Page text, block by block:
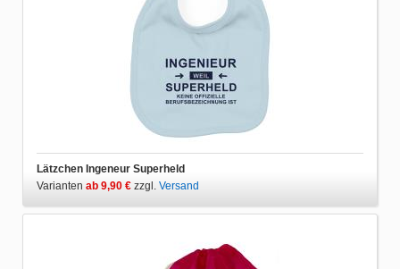
Lätzchen Ingeneur Superheld
Varianten ab 9,90 € zzgl. Versand